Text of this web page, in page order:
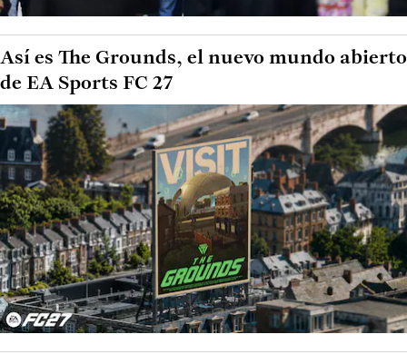
Así es The Grounds, el nuevo mundo abierto
de EA Sports FC 27